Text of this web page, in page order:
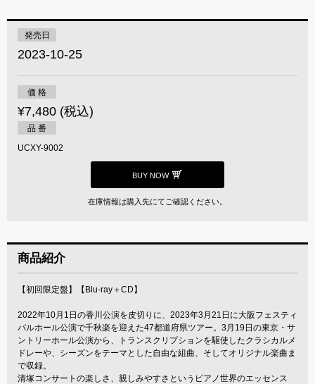
発売日
2023-10-25
価 格
¥7,480 (税込)
品 番
UCXY-9002
BUY NOW
在庫情報は購入先にてご確認ください。
商品紹介
【初回限定盤】【Blu-ray＋CD】
2022年10月1日の香川公演を皮切りに、2023年3月21日に大阪フェスティ
バルホール公演で千秋楽を迎えた47都道府県ツアー。3月19日の東京・サ
ントリーホール公演から、トランスクリプションを駆使したクラシカルメ
ドレーや、シーズンをテーマとした自由な組曲、そしてオリジナル楽曲ま
で収録。
清塚コンサートの楽しさ、親しみやすさというピアノ世界のエッセンス